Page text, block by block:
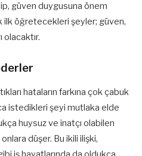
güven duygusuna önem
öğretecekleri şeyler; güven,
olacaktır.
hataların farkına çok çabuk
istedikleri şeyi mutlaka elde
huysuz ve inatçı olabilen
düşer. Bu ikili ilişki,